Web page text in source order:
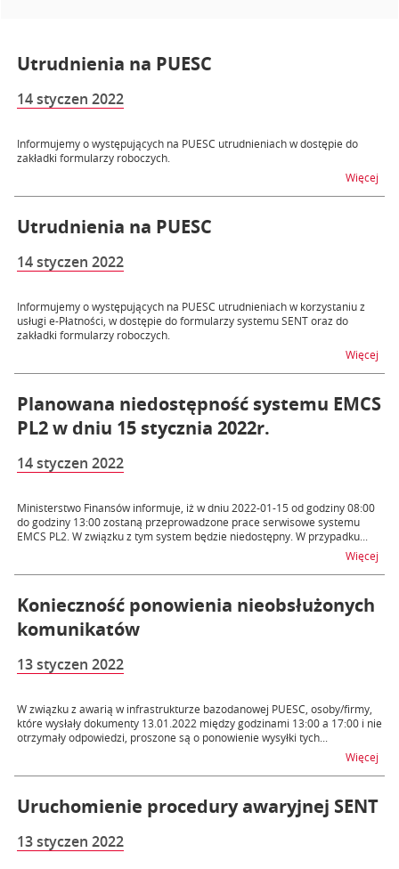
Utrudnienia na PUESC
14 styczen 2022
Informujemy o występujących na PUESC utrudnieniach w dostępie do
zakładki formularzy roboczych.
Więcej
Utrudnienia na PUESC
14 styczen 2022
Informujemy o występujących na PUESC utrudnieniach w korzystaniu z
usługi e-Płatności, w dostępie do formularzy systemu SENT oraz do
zakładki formularzy roboczych.
Więcej
Planowana niedostępność systemu EMCS
PL2 w dniu 15 stycznia 2022r.
14 styczen 2022
Ministerstwo Finansów informuje, iż w dniu 2022-01-15 od godziny 08:00
do godziny 13:00 zostaną przeprowadzone prace serwisowe systemu
EMCS PL2. W związku z tym system będzie niedostępny. W przypadku...
Więcej
Konieczność ponowienia nieobsłużonych
komunikatów
13 styczen 2022
W związku z awarią w infrastrukturze bazodanowej PUESC, osoby/firmy,
które wysłały dokumenty 13.01.2022 między godzinami 13:00 a 17:00 i nie
otrzymały odpowiedzi, proszone są o ponowienie wysyłki tych...
Więcej
Uruchomienie procedury awaryjnej SENT
13 styczen 2022